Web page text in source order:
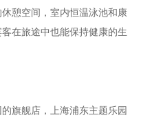
憩空间，室内恒温泳池和康
在旅途中也能保持健康的生
舰店，上海浦东主题乐园